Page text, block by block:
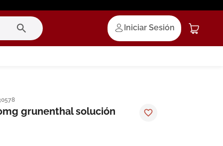
Iniciar Sesión
grunenthal solución